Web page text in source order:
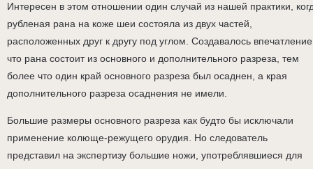
Интересен в этом отношении один случай из нашей практики,
рубленая рана на коже шеи состояла из двух частей,
расположенных друг к другу под углом. Создавалось
что рана состоит из основного и дополнительного разреза, тем
более что один край основного разреза был осаднен, а края
дополнительного разреза осаднения не имели.
Большие размеры основного разреза как будто бы исключали
применение колюще-режущего орудия. Но следователь
представил на экспертизу большие ножи, употреблявшиеся для